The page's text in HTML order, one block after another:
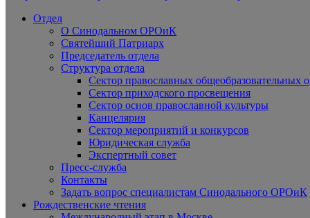
Отдел
О Синодальном ОРОиК
Святейший Патриарх
Председатель отдела
Структура отдела
Сектор православных общеобразовательных
Сектор приходского просвещения
Сектор основ православной культуры
Канцелярия
Сектор мероприятий и конкурсов
Юридическая служба
Экспертный совет
Пресс-служба
Контакты
Задать вопрос специалистам Синодального ОРОиК
Рождественские чтения